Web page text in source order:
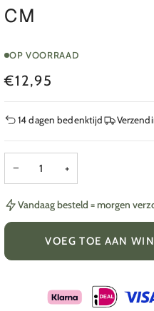
CM
OP VOORRAAD
€12,95
14 dagen bedenktijd
− +
Vandaag besteld = morgen
VOEG TOE AAN